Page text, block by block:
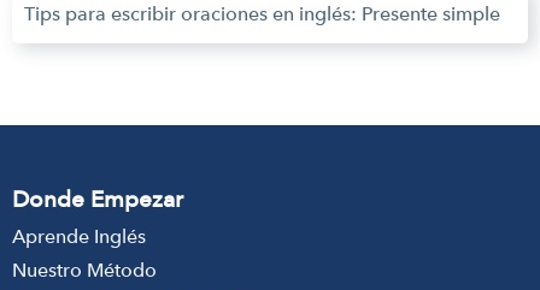
Tips para escribir oraciones en inglés: Presente simple
Donde Empezar
Aprende Inglés
Nuestro Método